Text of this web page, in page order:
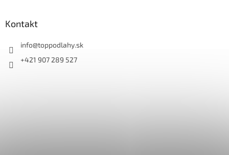
Kontakt
info@toppodlahy.sk
+421 907 289 527